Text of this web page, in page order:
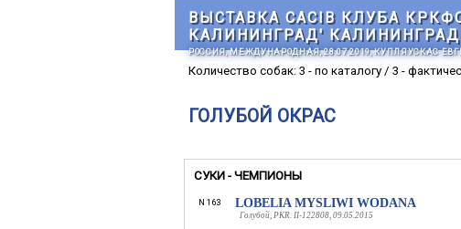
ВЫСТАВКА CACIB КЛУБА
КАЛИНИНГРАД' КАЛИНИНГРАД
РОССИЯ, МЕЖДУНАРОДНАЯ, 28.07.2019, КУПЛЯУСКАС
Количество собак: 3 - по каталогу / 3 -
ГОЛУБОЙ ОКРАС
СУКИ - ЧЕМПИОНЫ
N 163 LOBELIA MYSLIWI WODANA
Голубой, PKR. II-122808, 09.05.2015